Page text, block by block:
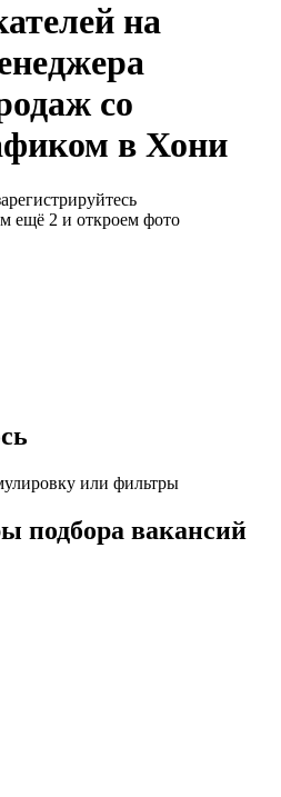
на
со
в Хони
ещё 2 и откроем фото
или фильтры
подбора вакансий